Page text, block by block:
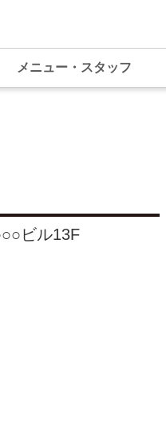
メニュー・スタッフ
ビル13F